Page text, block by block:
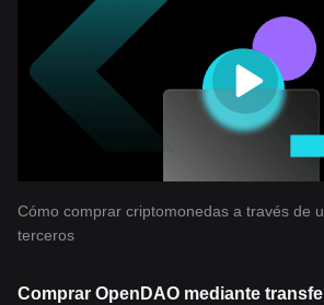
Cómo comprar criptomonedas a través de
terceros
Comprar OpenDAO mediante